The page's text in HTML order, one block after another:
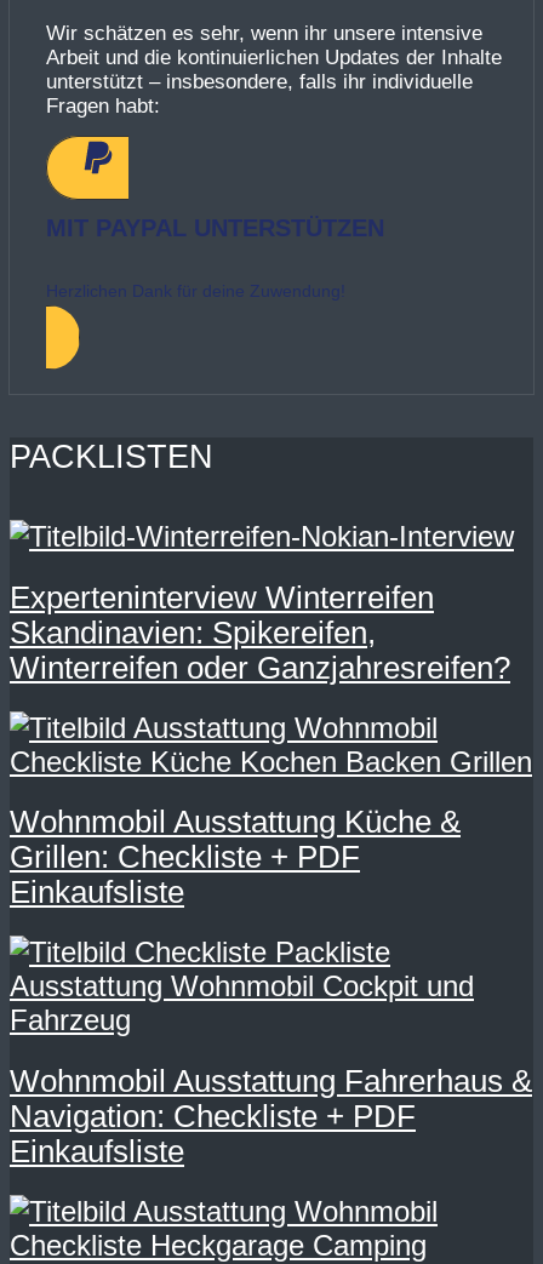
Wir schätzen es sehr, wenn ihr unsere intensive
Arbeit und die kontinuierlichen Updates der Inhalte
unterstützt – insbesondere, falls ihr individuelle
Fragen habt:
MIT PAYPAL UNTERSTÜTZEN
Herzlichen Dank für deine Zuwendung!
PACKLISTEN
Experteninterview Winterreifen
Skandinavien: Spikereifen,
Winterreifen oder Ganzjahresreifen?
Wohnmobil Ausstattung Küche &
Grillen: Checkliste + PDF
Einkaufsliste
Wohnmobil Ausstattung Fahrerhaus &
Navigation: Checkliste + PDF
Einkaufsliste